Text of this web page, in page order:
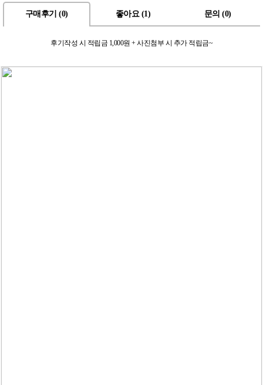
구매후기 (0) 좋아요 (1) 문의 (0)
후기작성 시 적립금 1,000원 + 사진첨부 시 추가 적립금~